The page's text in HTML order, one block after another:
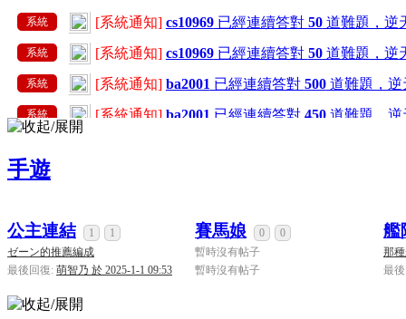
系統 [系統通知] cs10969已經連續答對 50道難題，逆
系統 [系統通知] cs10969已經連續答對 50道難題，逆
系統 [系統通知] ba2001 已經連續答對 500道難題，逆
系統 [系統通知] ba2001 已經連續答對 450道難題，逆
系統
系統 [系統通知] ba2001已經連續答對 道難題，
系統 [系統通知] ba2001已經連續答對 道難題，
系統
手遊
公主連結 1
1
ゼーン的推薦編成
最後回復: 萌智乃 於 2025-1-1 09:53
賽馬娘 0
0
暫時沒有帖子
暫時沒有帖子
艦
那
最